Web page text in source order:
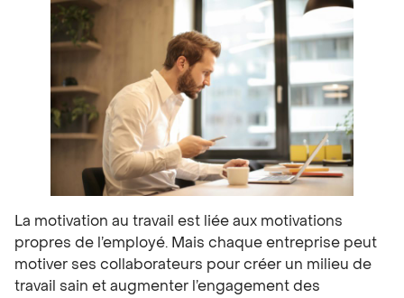
La motivation au travail est liée aux motivations
propres de l’employé. Mais chaque entreprise peut
motiver ses collaborateurs pour créer un milieu de
travail sain et augmenter l’engagement des